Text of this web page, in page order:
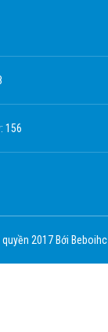
156
quyền 2017 Bới Beboihc